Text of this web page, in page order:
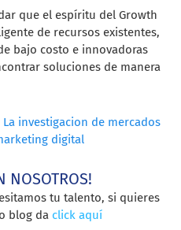
que el espíritu del Growth
de recursos existentes,
bajo costo e innovadoras
soluciones de manera
La investigacion de mercados
digital
NOSOTROS!
tu talento, si quieres
blog da click aquí